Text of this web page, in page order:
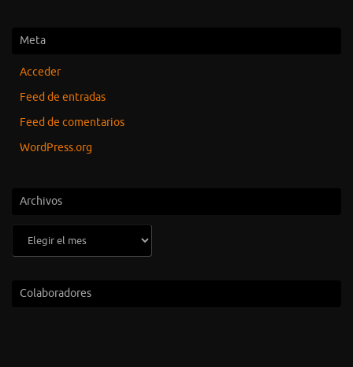
Meta
Acceder
Feed de entradas
Feed de comentarios
WordPress.org
Archivos
Colaboradores